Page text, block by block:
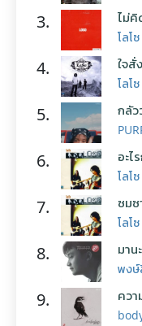
3. ไม่คิ
โลโซ
4. ใจสั่
โลโซ
5. กลัว
6. อะไ
โลโซ
7. ซมซ
โลโซ
8. มานะ
พงษ์
9. ควา